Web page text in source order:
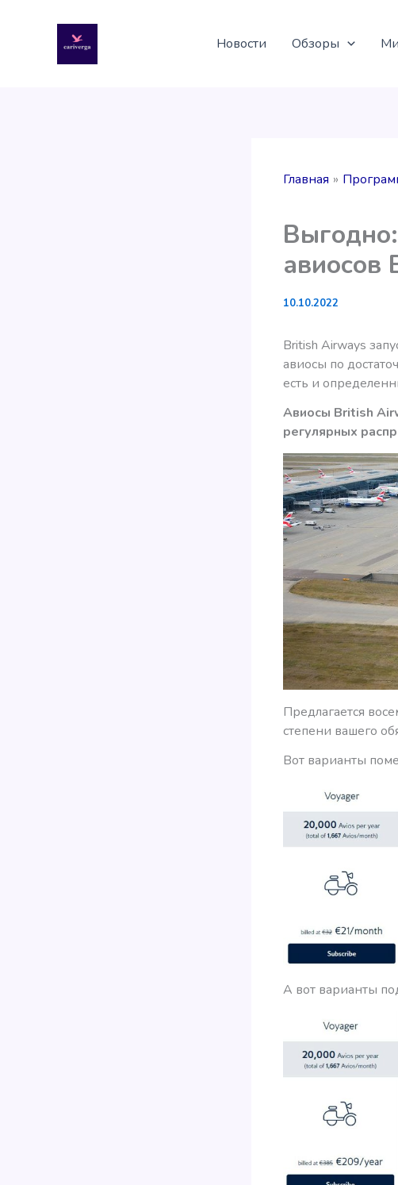
содержимому
Новости Обзоры
Главная
авиосов
10.10.2022
British Airways
авиосы по
есть и
Авиосы British
регулярных
Предлагается
степени вашего
Вот варианты
А вот варианты